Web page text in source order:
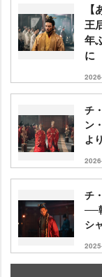
王
年
に
チ
ン
よ
チ
──
シ